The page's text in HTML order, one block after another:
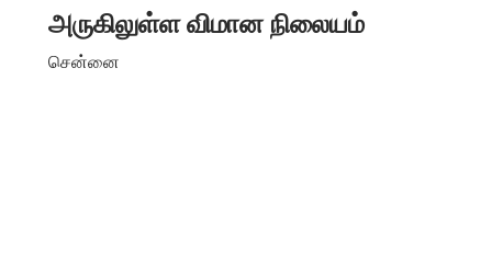
அருகிலுள்ள விமான நிலையம்
சென்னை